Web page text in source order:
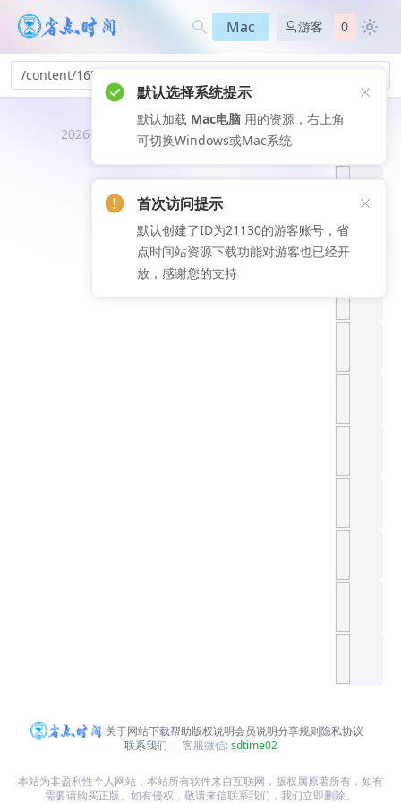
Mac 游客 0
/content/165
2026-08-07
推荐文
关于网站下载帮助版权说明会员说明分享规则隐私协议
联系我们
客服微信:sdtime02
本站为非盈利性个人网站，本站所有软件来自互联网，版权属原著所有，如有
需要请购买正版。如有侵权，敬请来信联系我们，我们立即删除。
默认选择系统提示
默认加载 Mac电脑 用的资源，右上角
可切换Windows或Mac系统
首次访问提示
默认创建了ID为21130的游客账号，省
点时间站资源下载功能对游客也已经开
放，感谢您的支持